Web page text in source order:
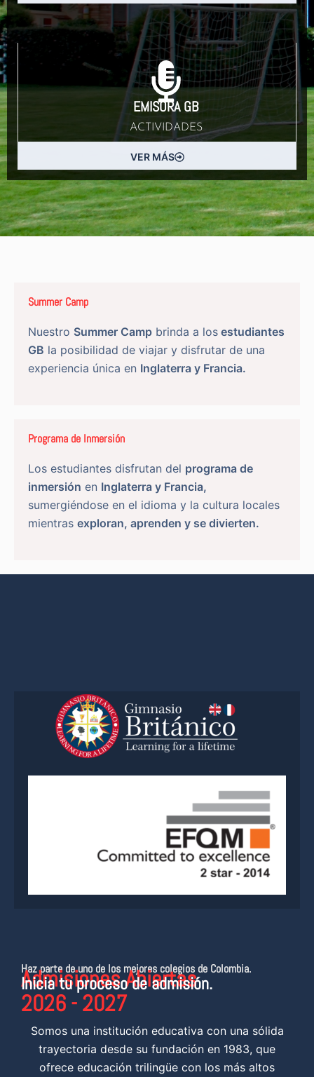
EMISORA GB
ACTIVIDADES
VER MÁS
Summer Camp
Nuestro Summer Camp brinda a los estudiantes
GB la posibilidad de viajar y disfrutar de una
experiencia única en Inglaterra y Francia.
Programa de Inmersión
Los estudiantes disfrutan del programa de
inmersión en Inglaterra y Francia,
sumergiéndose en el idioma y la cultura locales
mientras exploran, aprenden y se divierten.
Haz parte de uno de los mejores colegios de Colombia.
Admisiones Abiertas
Inicia tu proceso de admisión.
2026 - 2027
Somos una institución educativa con una sólida
trayectoria desde su fundación en 1983, que
ofrece educación trilingüe con los más altos